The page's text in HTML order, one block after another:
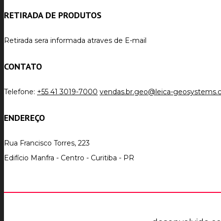
RETIRADA DE PRODUTOS
Retirada sera informada atraves de E-mail
CONTATO
Telefone: +55 41 3019-7000 vendas.br.geo@leica-
ENDEREÇO
Rua Francisco Torres, 223
Edifício Manfra - Centro - Curitiba - PR